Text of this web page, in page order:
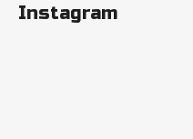
Instagram